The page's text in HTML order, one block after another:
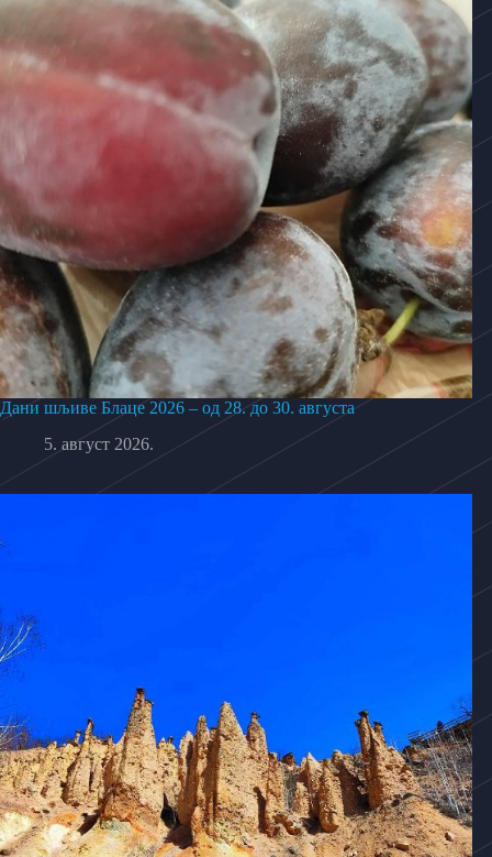
Дани шљиве Блаце 2026 – од 28. до 30. августа
5. август 2026.